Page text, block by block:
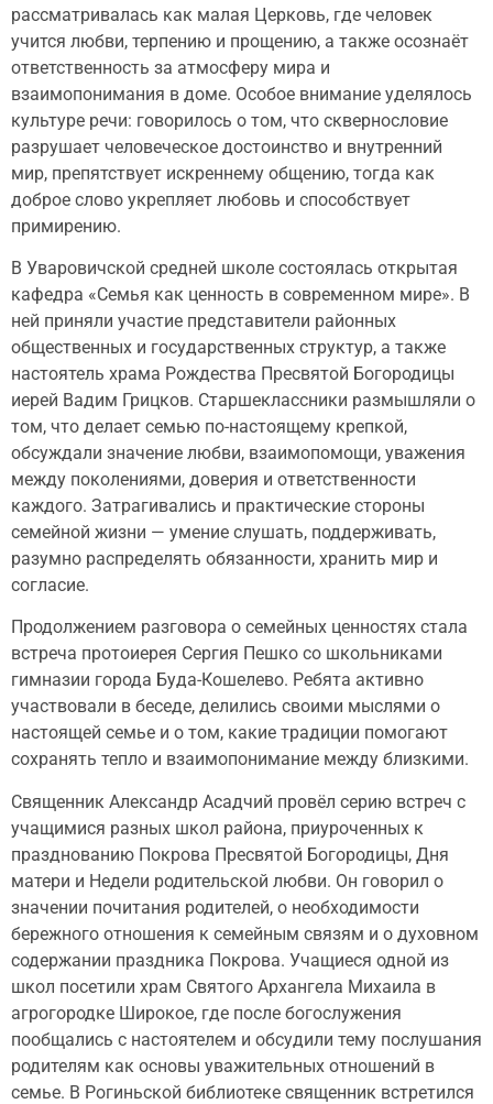
рассматривалась как малая Церковь, где человек
учится любви, терпению и прощению, а также осознаёт
ответственность за атмосферу мира и
взаимопонимания в доме. Особое внимание уделялось
культуре речи: говорилось о том, что сквернословие
разрушает человеческое достоинство и внутренний
мир, препятствует искреннему общению, тогда как
доброе слово укрепляет любовь и способствует
примирению.
В Уваровичской средней школе состоялась открытая
кафедра «Семья как ценность в современном мире». В
ней приняли участие представители районных
общественных и государственных структур, а также
настоятель храма Рождества Пресвятой Богородицы
иерей Вадим Грицков. Старшеклассники размышляли о
том, что делает семью по-настоящему крепкой,
обсуждали значение любви, взаимопомощи, уважения
между поколениями, доверия и ответственности
каждого. Затрагивались и практические стороны
семейной жизни — умение слушать, поддерживать,
разумно распределять обязанности, хранить мир и
согласие.
Продолжением разговора о семейных ценностях стала
встреча протоиерея Сергия Пешко со школьниками
гимназии города Буда-Кошелево. Ребята активно
участвовали в беседе, делились своими мыслями о
настоящей семье и о том, какие традиции помогают
сохранять тепло и взаимопонимание между близкими.
Священник Александр Асадчий провёл серию встреч с
учащимися разных школ района, приуроченных к
празднованию Покрова Пресвятой Богородицы, Дня
матери и Недели родительской любви. Он говорил о
значении почитания родителей, о необходимости
бережного отношения к семейным связям и о духовном
содержании праздника Покрова. Учащиеся одной из
школ посетили храм Святого Архангела Михаила в
агрогородке Широкое, где после богослужения
пообщались с настоятелем и обсудили тему послушания
родителям как основы уважительных отношений в
семье. В Рогиньской библиотеке священник встретился